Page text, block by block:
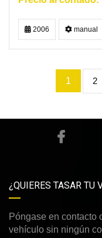
2006 manual
1 2
¿QUIERES TASAR TU
Póngase en contacto
vehículo sin ningún